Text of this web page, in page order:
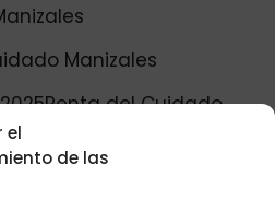
el
de las
el bono en mayo, jefes de